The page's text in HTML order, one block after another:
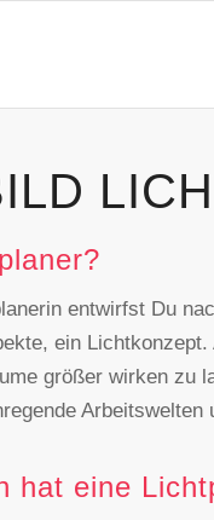
entwirfst Du
ein
größer wirken zu
hat eine